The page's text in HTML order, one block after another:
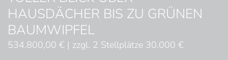
HAUSDÄCHER BIS ZU GRÜNEN
BAUMWIPFEL
534.800,00 € | zzgl. 2 Stellplätze 30.000 €